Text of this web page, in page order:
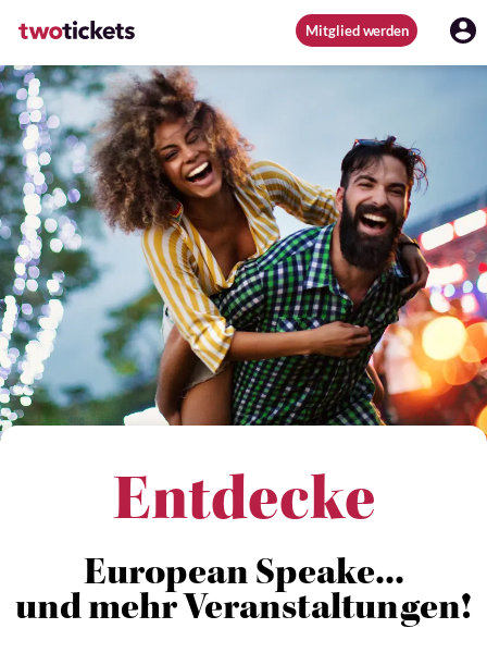
Mitglied werden
Entdecke
European Speake...
und mehr Veranstaltungen!